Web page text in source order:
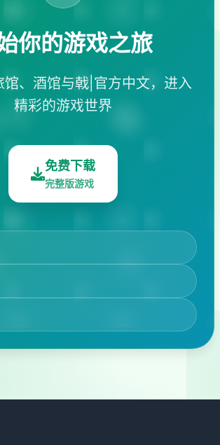
你的游戏之旅
馆、酒馆与戟|官方中文，进入
精彩的游戏世界
免费下载
完整版游戏